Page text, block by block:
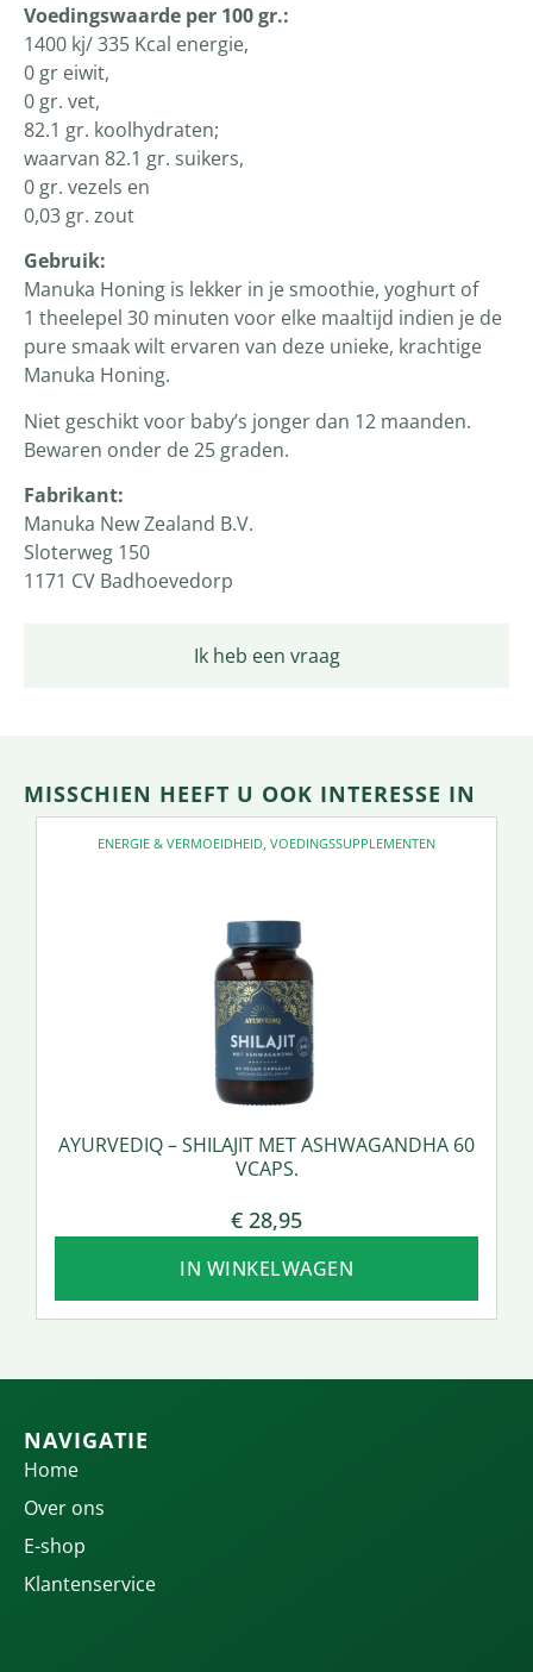
Ik heb een vraag
Voedingswaarde per 100 gr.:
1400 kj/ 335 Kcal energie,
0 gr eiwit,
0 gr. vet,
82.1 gr. koolhydraten;
waarvan 82.1 gr. suikers,
0 gr. vezels en
0,03 gr. zout
Gebruik:
Manuka Honing is lekker in je smoothie, yoghurt of
1 theelepel 30 minuten voor elke maaltijd indien je de
pure smaak wilt ervaren van deze unieke, krachtige
Manuka Honing.
Niet geschikt voor baby’s jonger dan 12 maanden.
Bewaren onder de 25 graden.
Fabrikant:
Manuka New Zealand B.V.
Sloterweg 150
1171 CV Badhoevedorp
MISSCHIEN HEEFT U OOK INTERESSE IN
ENERGIE & VERMOEIDHEID, VOEDINGSSUPPLEMENTEN
AYURVEDIQ – SHILAJIT MET ASHWAGANDHA 60
VCAPS.
€ 28,95
IN WINKELWAGEN
NAVIGATIE
Home
Over ons
E-shop
Klantenservice